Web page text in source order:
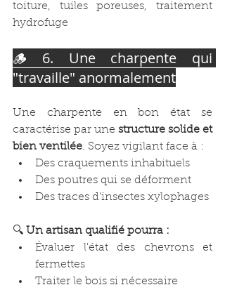
toiture, tuiles poreuses, traitement
hydrofuge
🪵 6. Une charpente qui
"travaille" anormalement
Une charpente en bon état se
caractérise par une structure solide et
bien ventilée. Soyez vigilant face à :
Des craquements inhabituels
Des poutres qui se déforment
Des traces d'insectes xylophages
🔍 Un artisan qualifié pourra :
Évaluer l'état des chevrons et
fermettes
Traiter le bois si nécessaire